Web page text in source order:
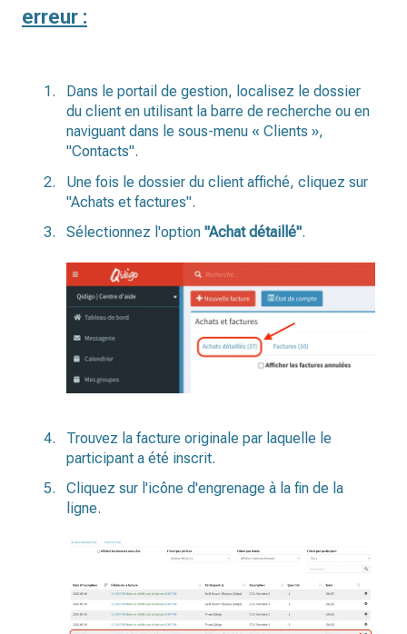
erreur :
Dans le portail de gestion, localisez le dossier
du client en utilisant la barre de recherche ou en
naviguant dans le sous-menu « Clients »,
"Contacts".
Une fois le dossier du client affiché, cliquez sur
"Achats et factures".
Sélectionnez l'option "Achat détaillé".
Trouvez la facture originale par laquelle le
participant a été inscrit.
Cliquez sur l'icône d'engrenage à la fin de la
ligne.